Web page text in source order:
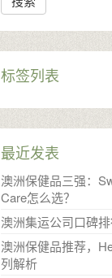
标签列表
最近发表
澳洲保健品三强：
Care怎么选？
澳洲集运公司口碑
澳洲保健品推荐，
列解析